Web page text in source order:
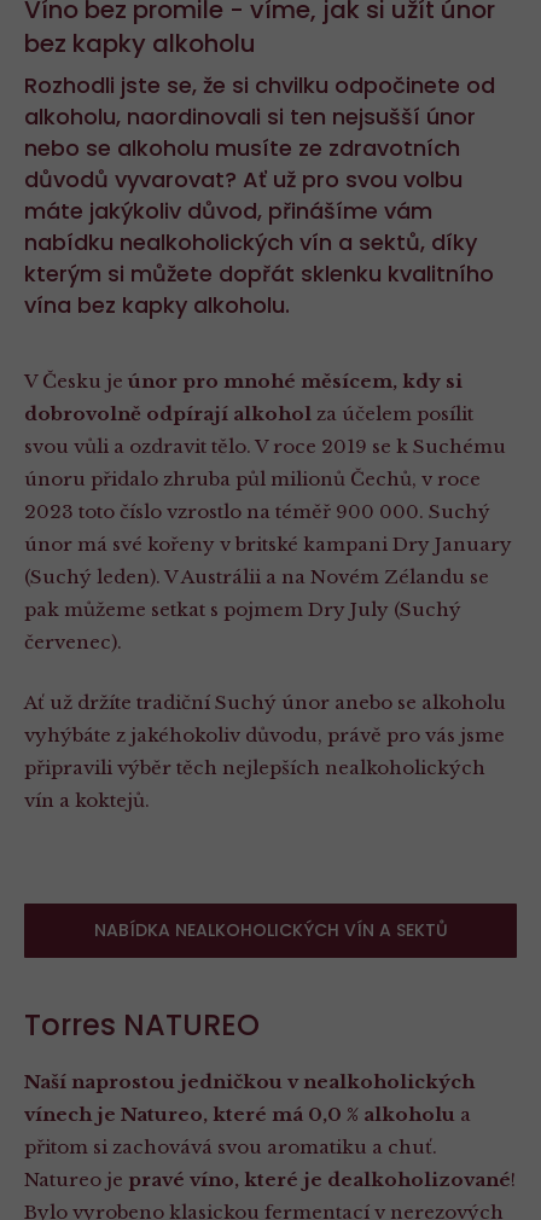
Víno bez promile - víme, jak si užít únor
bez kapky alkoholu
Rozhodli jste se, že si chvilku odpočinete od
alkoholu, naordinovali si ten nejsušší únor
nebo se alkoholu musíte ze zdravotních
důvodů vyvarovat? Ať už pro svou volbu
máte jakýkoliv důvod, přinášíme vám
nabídku nealkoholických vín a sektů, díky
kterým si můžete dopřát sklenku kvalitního
vína bez kapky alkoholu.
V Česku je únor pro mnohé měsícem, kdy si
dobrovolně odpírají alkohol za účelem posílit
svou vůli a ozdravit tělo. V roce 2019 se k Suchému
únoru přidalo zhruba půl milionů Čechů, v roce
2023 toto číslo vzrostlo na téměř 900 000. Suchý
únor má své kořeny v britské kampani Dry January
(Suchý leden). V Austrálii a na Novém Zélandu se
pak můžeme setkat s pojmem Dry July (Suchý
červenec).
Ať už držíte tradiční Suchý únor anebo se alkoholu
vyhýbáte z jakéhokoliv důvodu, právě pro vás jsme
připravili výběr těch nejlepších nealkoholických
vín a koktejů.
NABÍDKA NEALKOHOLICKÝCH VÍN A SEKTŮ
Torres NATUREO
Naší naprostou jedničkou v nealkoholických
vínech je Natureo, které má 0,0 % alkoholu a
přitom si zachovává svou aromatiku a chuť.
Natureo je pravé víno, které je dealkoholizované!
Bylo vyrobeno klasickou fermentací v nerezových